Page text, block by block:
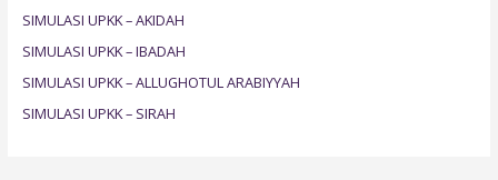
o
r
:
SIMULASI UPKK – AKIDAH
SIMULASI UPKK – IBADAH
SIMULASI UPKK – ALLUGHOTUL ARABIYYAH
SIMULASI UPKK – SIRAH